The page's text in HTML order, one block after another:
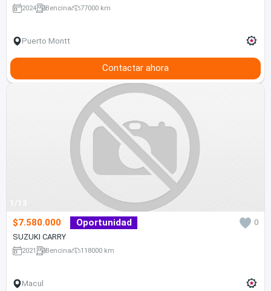
2024 Bencina 77000 km
Puerto Montt
Contactar ahora
1/13
$7.580.000 Oportunidad
0
SUZUKI CARRY
2021 Bencina 118000 km
Macul